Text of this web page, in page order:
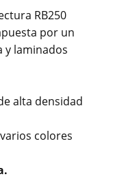
RB250
por un
y laminados
alta densidad
colores